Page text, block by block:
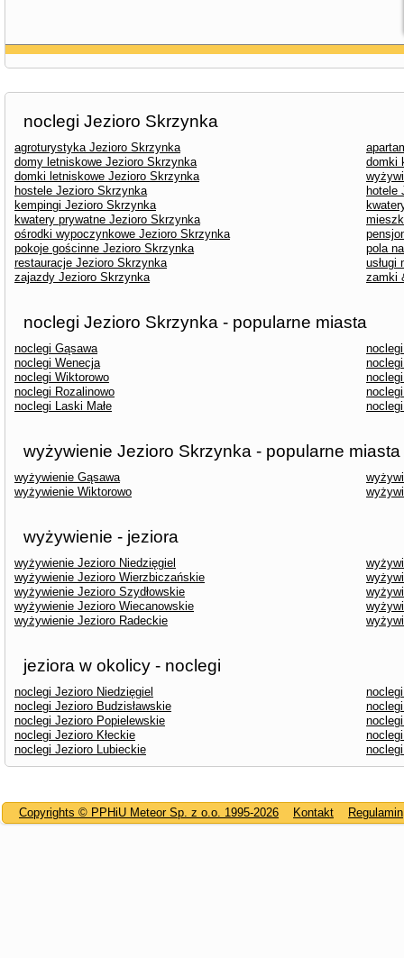
noclegi Jezioro Skrzynka
agroturystyka Jezioro Skrzynka
domy letniskowe Jezioro Skrzynka
domki
domki letniskowe Jezioro Skrzynka
hostele Jezioro Skrzynka
hotele
kempingi Jezioro Skrzynka
kwatery prywatne Jezioro Skrzynka
ośrodki wypoczynkowe Jezioro Skrzynka
pokoje gościnne Jezioro Skrzynka
pola
restauracje Jezioro Skrzynka
usługi
zajazdy Jezioro Skrzynka
zamki
noclegi Jezioro Skrzynka - popularne miasta
noclegi Gąsawa
noclegi Wenecja
noclegi Wiktorowo
noclegi Rozalinowo
noclegi Laski Małe
wyżywienie Jezioro Skrzynka - popularne miasta
wyżywienie Gąsawa
wyżywienie Wiktorowo
wyżywienie - jeziora
wyżywienie Jezioro Niedzięgiel
wyżywienie Jezioro Wierzbiczańskie
wyżywienie Jezioro Szydłowskie
wyżywienie Jezioro Wiecanowskie
wyżywienie Jezioro Radeckie
jeziora w okolicy - noclegi
noclegi Jezioro Niedzięgiel
noclegi Jezioro Budzisławskie
noclegi Jezioro Popielewskie
noclegi Jezioro Kłeckie
noclegi Jezioro Lubieckie
Copyrights © PPHiU Meteor Sp. z o.o. 1995-2026 Kontakt Regulamin